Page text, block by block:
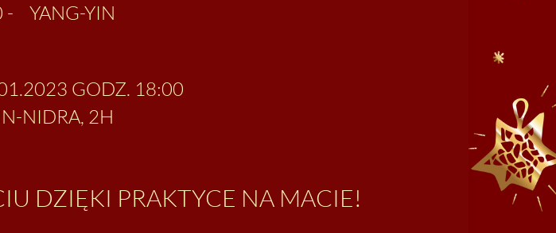
-
YANG-YIN
GODZ. 18:00
NIDRA, 2H
DZIĘKI PRAKTYCE NA MACIE!